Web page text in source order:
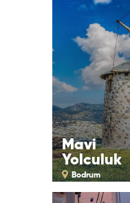
Mavi
Yolculuk
Bodrum